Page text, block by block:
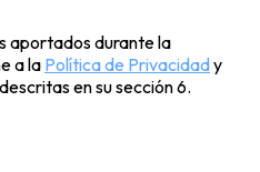
aportados durante la
a laPolítica de Privacidady
en su sección 6.